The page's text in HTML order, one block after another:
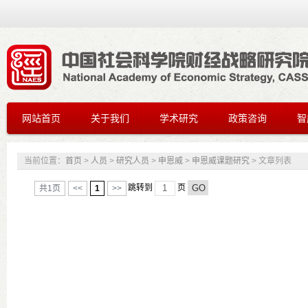
网站首页 关于我们 学术研究 政策咨询
当前位置： 首页 > 人员 > 研究人员 > 申恩威 > 申恩威课题研究 > 文章列表
共1页 << 1 >> 跳转到 页